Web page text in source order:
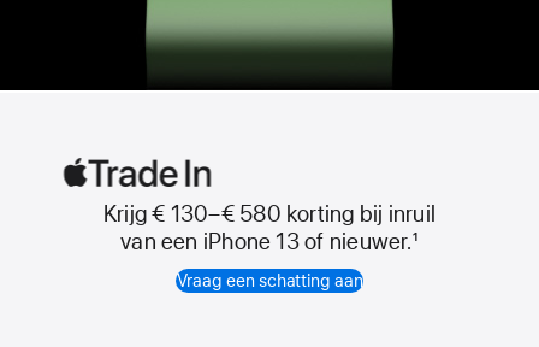
Apple Trade In
Krijg € 130–€ 580 korting bij inruil
van een iPhone 13 of nieuwer.1
Vraag een schatting aan